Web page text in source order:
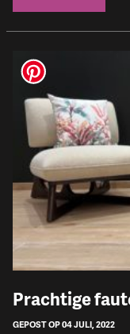
Prachtige
GEPOST OP 04 JULI, 2022